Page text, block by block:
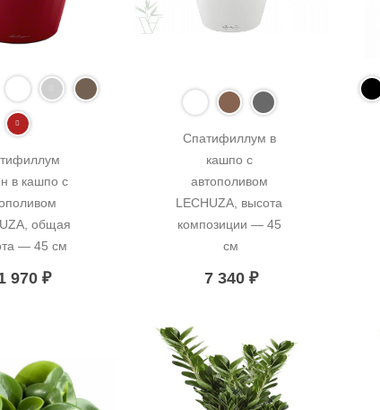
в кашпо с
общая
— 45 см
970₽
Спатифиллум в
кашпо с
автополивом
LECHUZA, высота
композиции — 45
см
7 340 ₽